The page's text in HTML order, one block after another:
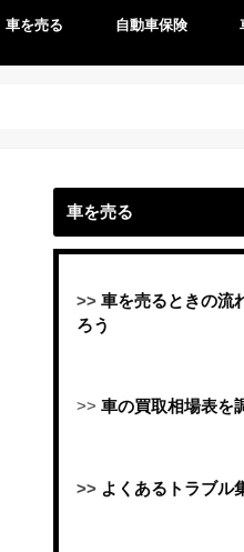
車を売る 自動車保険
車を売る
>> 車を売るときの流
ろう
>> 車の買取相場表を
>> よくあるトラブル